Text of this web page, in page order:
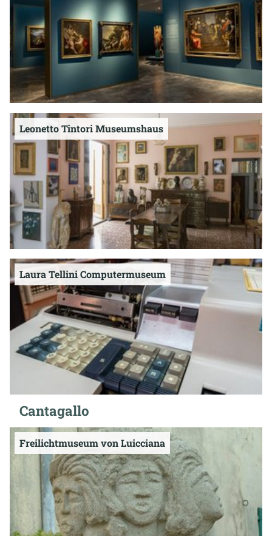
Leonetto Tintori Museumshaus
Laura Tellini Computermuseum
Cantagallo
Freilichtmuseum von Luicciana